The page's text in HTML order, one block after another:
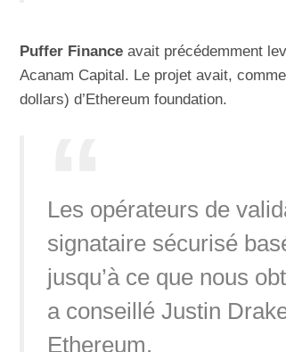
Puffer Finance avait précédemment
Acanam Capital. Le projet avait,
dollars) d’Ethereum foundation.
Les opérateurs de
signataire sécurisé
jusqu’à ce que nous
a conseillé Justin
Ethereum.